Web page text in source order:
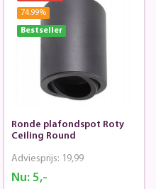
74.99%
Bestseller
Ronde plafondspot Roty
Ceiling Round
Nu: 5,-
Adviesprijs: 19,99